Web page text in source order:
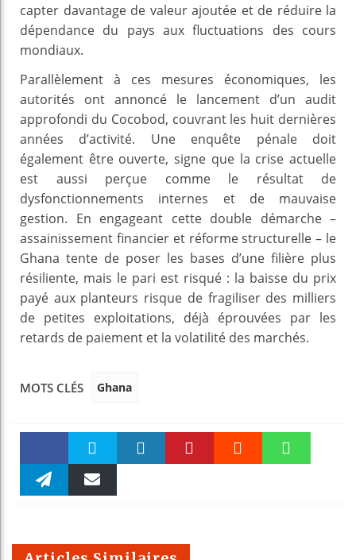
capter davantage de valeur ajoutée et de réduire la
dépendance du pays aux fluctuations des cours
mondiaux.
Parallèlement à ces mesures économiques, les
autorités ont annoncé le lancement d’un audit
approfondi du Cocobod, couvrant les huit dernières
années d’activité. Une enquête pénale doit
également être ouverte, signe que la crise actuelle
est aussi perçue comme le résultat de
dysfonctionnements internes et de mauvaise
gestion. En engageant cette double démarche –
assainissement financier et réforme structurelle – le
Ghana tente de poser les bases d’une filière plus
résiliente, mais le pari est risqué : la baisse du prix
payé aux planteurs risque de fragiliser des milliers
de petites exploitations, déjà éprouvées par les
retards de paiement et la volatilité des marchés.
MOTS CLÉS Ghana
Faceboo Twitter
m